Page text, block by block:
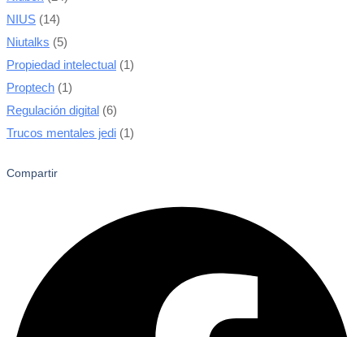
NIUS (14)
Niutalks (5)
Propiedad intelectual (1)
Proptech (1)
Regulación digital (6)
Trucos mentales jedi (1)
Compartir